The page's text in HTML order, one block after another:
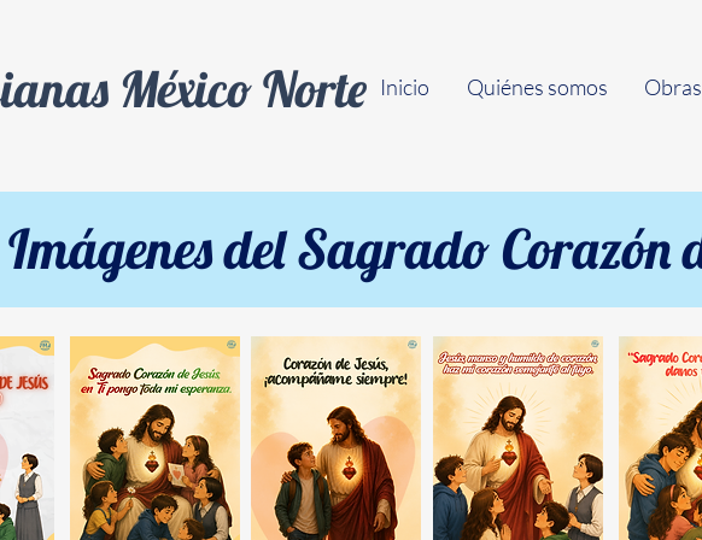
Inicio Quiénes somos Obras
México Norte
Imágenes del Sagrado Corazón